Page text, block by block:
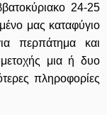
24-25
μας καταφύγιο
περπάτημα και
μια ή δυο
πληροφορίες